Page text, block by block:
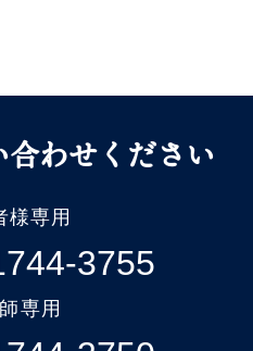
わせください
様専用
3755
専用